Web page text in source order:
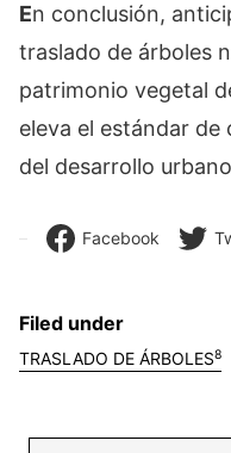
En conclusión,
traslado de árboles
patrimonio vegetal
eleva el estándar de
del desarrollo
Facebook
Filed under
TRASLADO DE ÁRBOLES8